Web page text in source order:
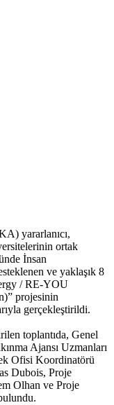
yararlanıcı,
ortak
İnsan
ve yaklaşık 8
/ RE-YOU
projesinin
gerçekleştirildi.
toplantıda, Genel
Ajansı Uzmanları
Ofisi Koordinatörü
Dubois, Proje
Olhan ve Proje